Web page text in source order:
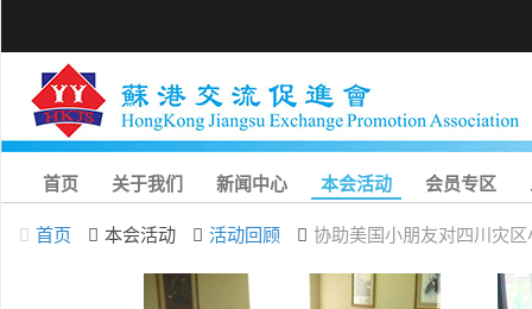
首页 关于我们 新闻中心 本会活动 会员专区
首页 本会活动 活动回顾 协助美国小朋友对四川灾